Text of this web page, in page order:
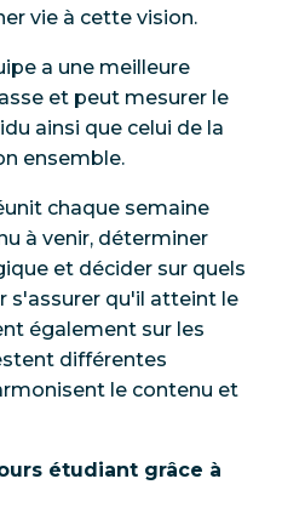
vie à cette vision.
a une meilleure
et peut mesurer le
ainsi que celui de la
ensemble.
chaque semaine
à venir, déterminer
et décider sur quels
s'assurer qu'il atteint le
également sur les
différentes
le contenu et
étudiant grâce à